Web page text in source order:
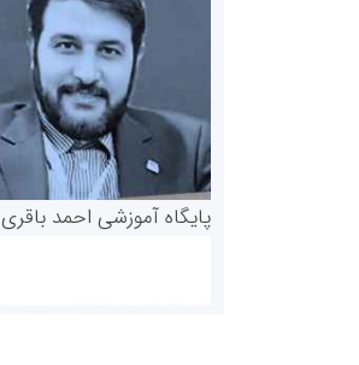
پایگاه آموزشی احمد باقری